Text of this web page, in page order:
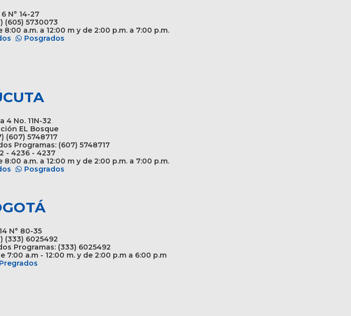
6 N° 14-27
(605) 5730073
a.m. a 12:00 m y de 2:00 p.m. a 7:00 p.m.
Posgrados
4 No. 11N-32
EL Bosque
(607) 5748717
Programas: (607) 5748717
- 4236 - 4237
a.m. a 12:00 m y de 2:00 p.m. a 7:00 p.m.
Posgrados
N° 80-35
(333) 6025492
Programas: (333) 6025492
a.m - 12:00 m. y de 2:00 p.m a 6:00 p.m
Pregrados